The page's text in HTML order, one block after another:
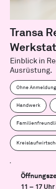
Transa
Einblick in
Ausrüstung.
Ohne Anmeldung
Handwerk
11 – 17 Uhr